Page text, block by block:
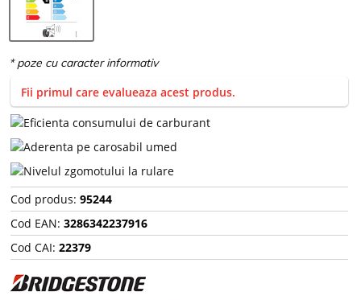
Fii primul care evalueaza acest produs.
Cod produs: 95244
Cod EAN: 3286342237916
Cod CAI: 22379